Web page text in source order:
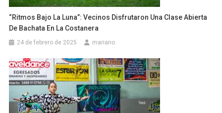
“Ritmos Bajo La Luna”: Vecinos Disfrutaron Una Clase Abierta
De Bachata En La Costanera
24 de febrero de 2025 mariano